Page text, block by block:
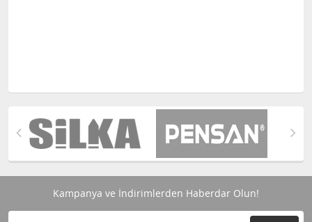
Kampanya ve İndirimlerden Haberdar Olun!